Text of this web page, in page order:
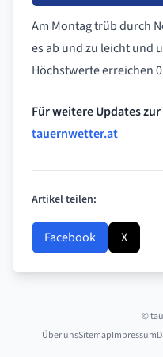
Am Montag trüb durch
es ab und zu leicht und
Höchstwerte erreichen
Für weitere Updates
tauernwetter.at
Artikel teilen:
Facebook X
©
Über unsSitemapImpressum